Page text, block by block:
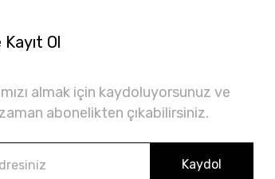
Ol
almak için kaydoluyorsunuz ve
abonelikten çıkabilirsiniz.
Kaydol